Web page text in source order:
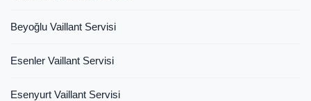
Beyoğlu Vaillant Servisi
Esenler Vaillant Servisi
Esenyurt Vaillant Servisi